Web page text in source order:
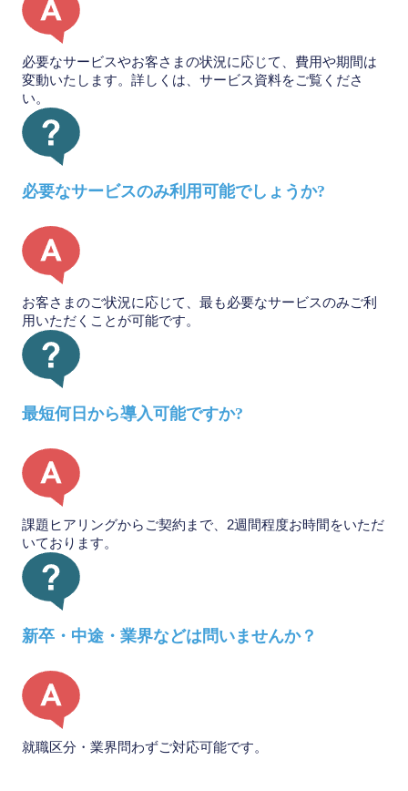
必要なサービスやお客さまの状況に応じて、費用や期間は
変動いたします。詳しくは、サービス資料をご覧くださ
い。
必要なサービスのみ利用可能でしょうか?
お客さまのご状況に応じて、最も必要なサービスのみご利
用いただくことが可能です。
最短何日から導入可能ですか?
課題ヒアリングからご契約まで、2週間程度お時間をいただ
いております。
新卒・中途・業界などは問いませんか？
就職区分・業界問わずご対応可能です。